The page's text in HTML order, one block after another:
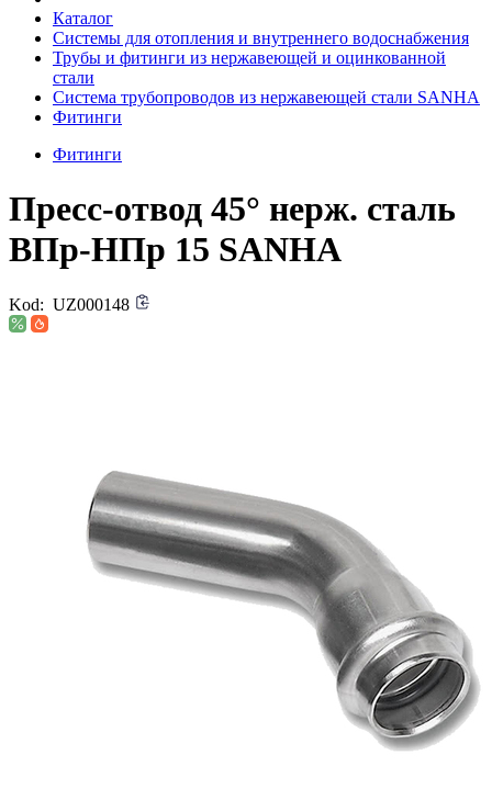
Каталог
Системы для отопления и внутреннего водоснабжения
Трубы и фитинги из нержавеющей и оцинкованной
стали
Система трубопроводов из нержавеющей стали SANHA
Фитинги
Фитинги
Пресс-отвод 45° нерж. сталь
ВПр-НПр 15 SANHA
Kod: UZ000148